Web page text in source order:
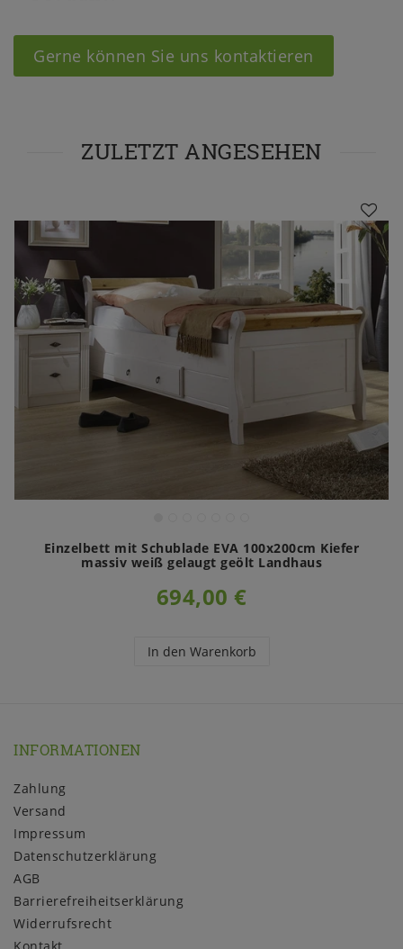
Gerne können Sie uns kontaktieren
ZULETZT ANGESEHEN
Einzelbett mit Schublade EVA 100x200cm Kiefer
massiv weiß gelaugt geölt Landhaus
694,00 €
In den Warenkorb
INFORMATIONEN
Zahlung
Versand
Impressum
Daten­schutz­erklärung
AGB
Barrierefreiheitserklärung
Widerrufs­recht